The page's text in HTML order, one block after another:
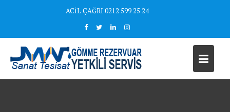
ACİL ÇAĞRI 0212 599 25 24